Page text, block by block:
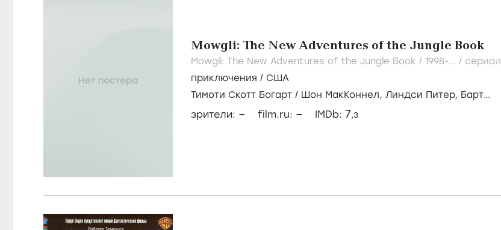
Mowgli: The New Adventures of the Jungle Book
Mowgli: The New Adventures of the Jungle Book / 1998-... / сериал
приключения / США
Тимоти Скотт Богарт / Шон МакКоннел, Линдси Питер, Барт
зрители: – film.ru: – IMDb: 7,3